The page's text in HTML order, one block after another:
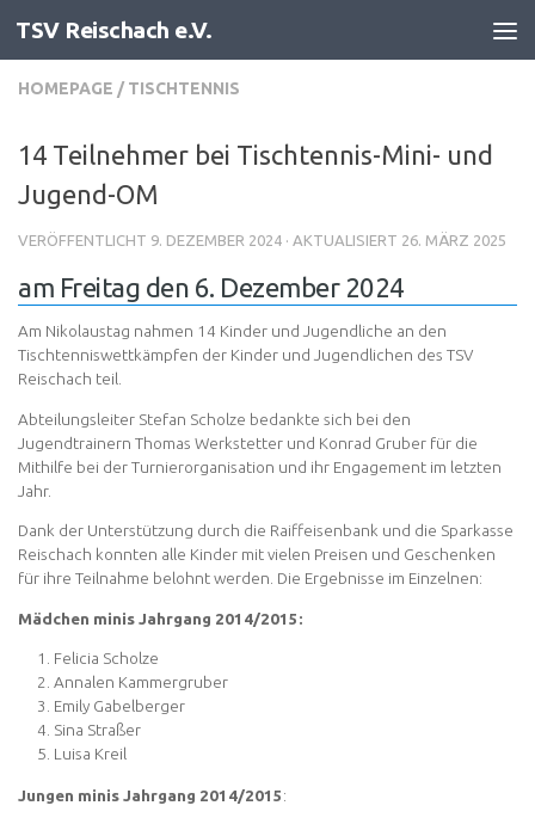
Zum Inhalt springen
TSV Reischach e.V.
HOMEPAGE / TISCHTENNIS
14 Teilnehmer bei Tischtennis-Mini- und
Jugend-OM
VERÖFFENTLICHT 9. DEZEMBER 2024 · AKTUALISIERT 26. MÄRZ 2025
am Freitag den 6. Dezember 2024
Am Nikolaustag nahmen 14 Kinder und Jugendliche an den
Tischtenniswettkämpfen der Kinder und Jugendlichen des TSV
Reischach teil.
Abteilungsleiter Stefan Scholze bedankte sich bei den
Jugendtrainern Thomas Werkstetter und Konrad Gruber für die
Mithilfe bei der Turnierorganisation und ihr Engagement im letzten
Jahr.
Dank der Unterstützung durch die Raiffeisenbank und die Sparkasse
Reischach konnten alle Kinder mit vielen Preisen und Geschenken
für ihre Teilnahme belohnt werden. Die Ergebnisse im Einzelnen:
Mädchen minis Jahrgang 2014/2015:
Felicia Scholze
Annalen Kammergruber
Emily Gabelberger
Sina Straßer
Luisa Kreil
Jungen minis Jahrgang 2014/2015: